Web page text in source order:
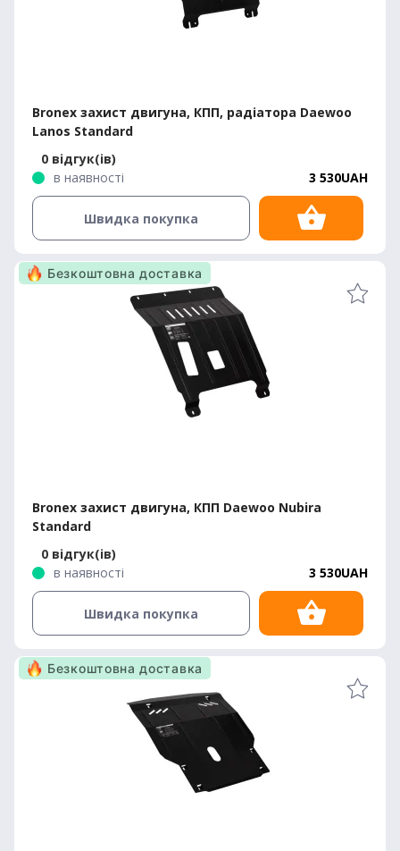
Bronex захист двигуна, КПП, радіатора Daewoo
Lanos Standard
0 відгук(ів)
в наявності
3 530UAH
Швидка покупка
Bronex захист двигуна, КПП Daewoo Nubira
Standard
0 відгук(ів)
в наявності
3 530UAH
Безкоштовна доставка
Швидка покупка
Безкоштовна доставка